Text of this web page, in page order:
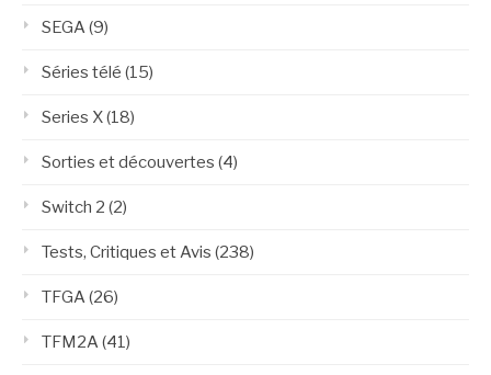
SEGA(9)
Séries télé (15)
Series X(18)
Sorties et découvertes (4)
Switch 2 (2)
Tests, Critiques et Avis (238)
TFGA(26)
TFM2A(41)